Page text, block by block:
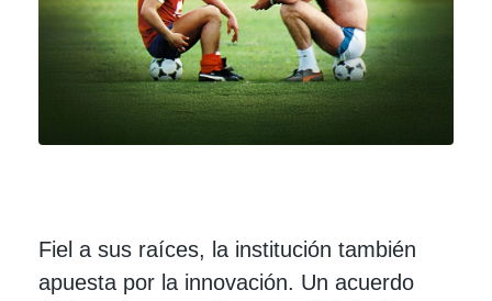
Fiel a sus raíces, la institución también
apuesta por la innovación. Un acuerdo